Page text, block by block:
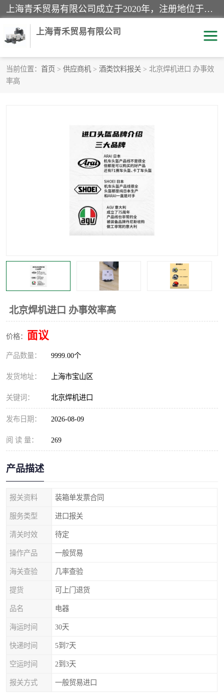
上海青禾贸易有限公司成立于2020年，注册地位于上海市宝山区。经营范围包括：机械设备、五金制品、劳防用品、电子产品、塑胶制品、家具、模具、纺织品、仪器仪表、建筑材料、装饰材料、化工产品、金属制品、机车配件等货物进出口报关、清关服务。
上海青禾贸易有限公司
当前位置： 首页 > 供应商机 > 酒类饮料报关 > 北京焊机进口 办事效
率高
北京焊机进口 办事效率高
价格： 面议
产品数量： 9999.00个
发货地址： 上海市宝山区
关键词： 北京焊机进口
发布日期： 2026-08-09
阅 读 量： 269
产品描述
报关资料 装箱单发票合同
服务类型 进口报关
清关时效 待定
操作产品 一般贸易
海关查验 几率查验
提货 可上门退货
品名 电器
海运时间 30天
快递时间 5到7天
空运时间 2到3天
报关方式 一般贸易进口
酒类饮料报关
进口杂货清关
机床进口清关